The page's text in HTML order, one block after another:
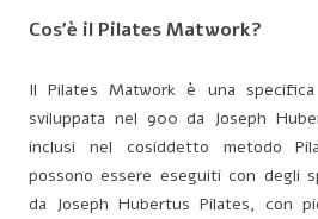
Cos’è il Pilates Matwork?
Il Pilates Matwork è una
sviluppata nel 900 da Joseph
inclusi nel cosiddetto metodo
possono essere eseguiti con degli
da Joseph Hubertus Pilates, con